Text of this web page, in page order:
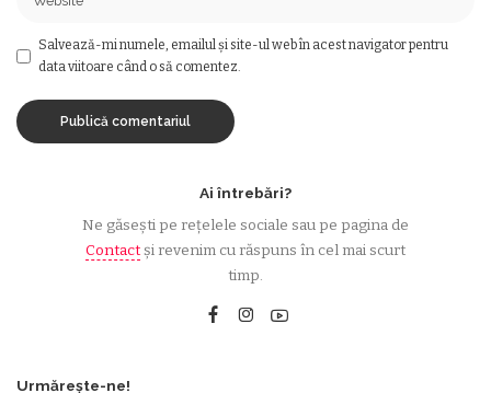
Salvează-mi numele, emailul și site-ul web în acest navigator pentru
data viitoare când o să comentez.
Ai întrebări?
Ne găsești pe rețelele sociale sau pe pagina de
Contactși revenim cu răspuns în cel mai scurt
timp.
Urmărește-ne!